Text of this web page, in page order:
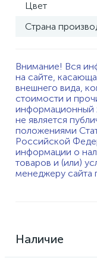
Цвет
Страна
Внимание! Вся
на сайте,
внешнего вида,
стоимости и
информационный
не является
положениями
Российской
информации о
товаров и (или)
менеджеру сайта
Наличие